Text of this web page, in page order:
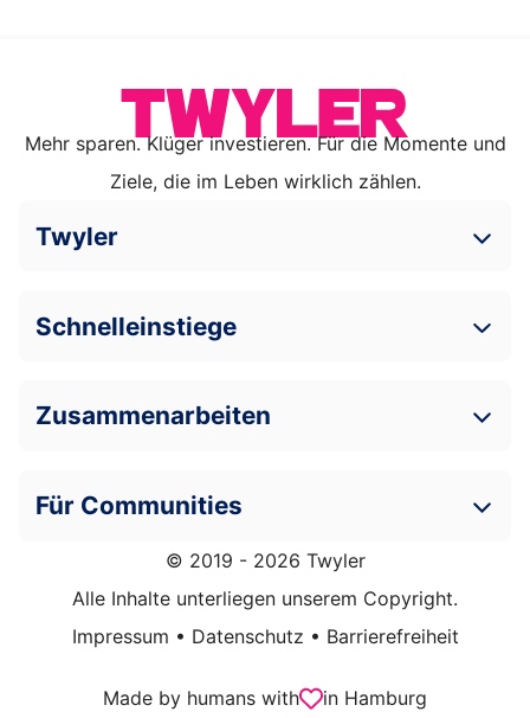
Mehr sparen. Klüger investieren. Für die Momente und
Ziele, die im Leben wirklich zählen.
Twyler
Schnelleinstiege
Zusammenarbeiten
Für Communities
© 2019 - 2026 Twyler
Alle Inhalte unterliegen unserem Copyright.
Impressum • Datenschutz • Barrierefreiheit
Made by humans with in Hamburg